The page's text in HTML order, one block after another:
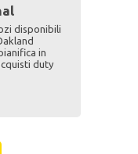
disponibili
in
duty